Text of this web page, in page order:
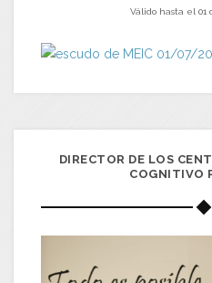
Válido hasta el 01
DIRECTOR DE LOS
COGNITIVO